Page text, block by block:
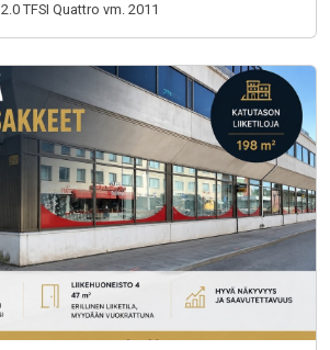
TFSI Quattro vm. 2011